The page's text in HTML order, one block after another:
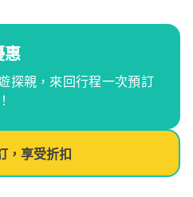
惠
探親，來回行程一次預訂
，享受折扣